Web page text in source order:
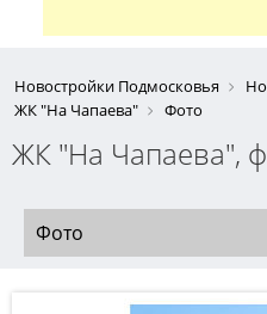
Новостройки Подмосковья
ЖК "На Чапаева"
Фото
ЖК "На Чапаева",
Фото